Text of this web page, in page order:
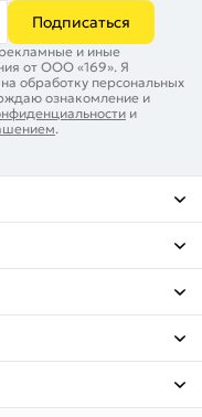
Подписаться
и иные
от ООО «169». Я
обработку персональных
ознакомление и
и
.